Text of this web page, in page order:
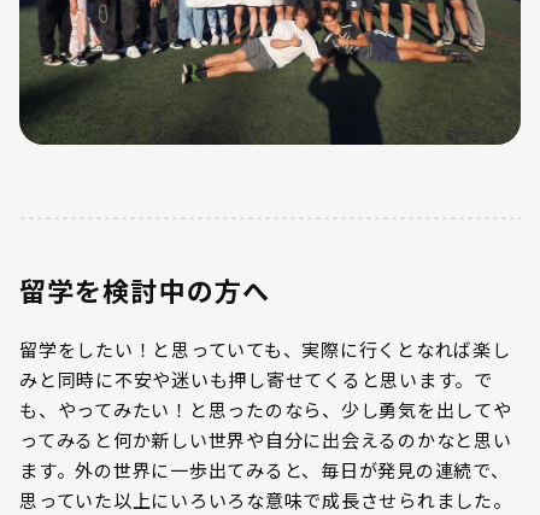
留学を検討中の方へ
留学をしたい！と思っていても、実際に行くとなれば楽し
みと同時に不安や迷いも押し寄せてくると思います。で
も、やってみたい！と思ったのなら、少し勇気を出してや
ってみると何か新しい世界や自分に出会えるのかなと思い
ます。外の世界に一歩出てみると、毎日が発見の連続で、
思っていた以上にいろいろな意味で成長させられました。